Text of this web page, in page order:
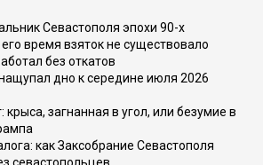
Севастополя эпохи 90-х
время взяток не существовало
без откатов
дно к середине июля 2026
загнанная в угол, или безумие в
как Заксобрание Севастополя